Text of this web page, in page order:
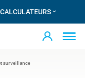
CALCULATEURS
surveillance